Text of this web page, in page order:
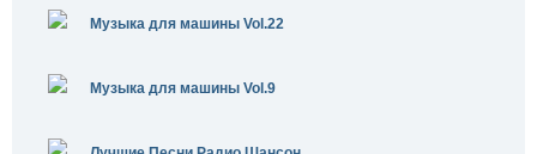
Музыка для машины Vol.22
Музыка для машины Vol.9